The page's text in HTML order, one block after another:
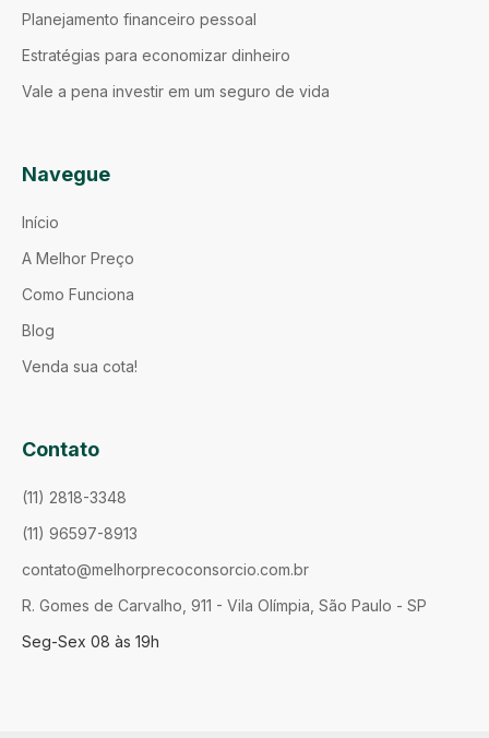
Planejamento financeiro pessoal
Estratégias para economizar dinheiro
Vale a pena investir em um seguro de vida
Navegue
Início
A Melhor Preço
Como Funciona
Blog
Venda sua cota!
Contato
(11) 2818-3348
(11) 96597-8913
contato@melhorprecoconsorcio.com.br
R. Gomes de Carvalho, 911 - Vila Olímpia, São Paulo - SP
Seg-Sex 08 às 19h